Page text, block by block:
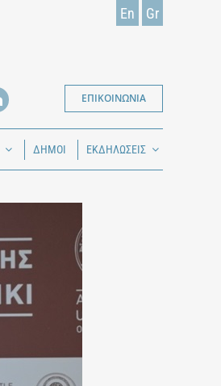
En Gr
ΕΠΙΚΟΙΝΩΝΙΑ
ΔΗΜΟΙ ΕΚΔΗΛΩΣΕΙΣ